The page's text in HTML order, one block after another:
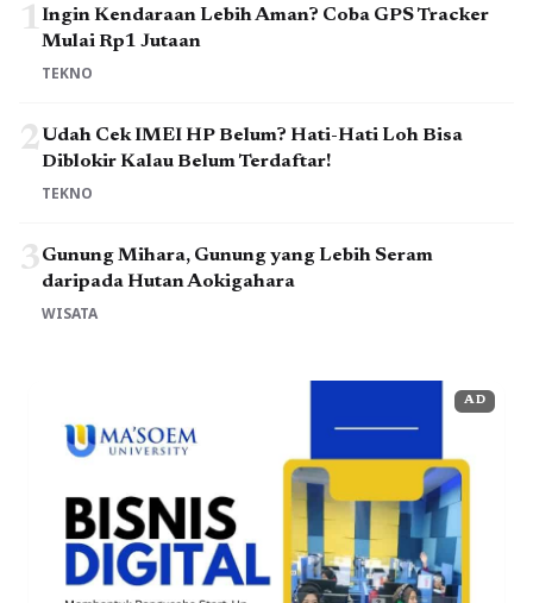
1Ingin Kendaraan Lebih Aman? Coba GPS Tracker
Mulai Rp1 Jutaan
TEKNO
2Udah Cek IMEI HP Belum? Hati-Hati Loh Bisa
Diblokir Kalau Belum Terdaftar!
TEKNO
3Gunung Mihara, Gunung yang Lebih Seram
daripada Hutan Aokigahara
WISATA
AD